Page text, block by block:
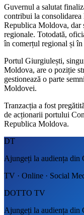
Guvernul a salutat
contribui la
Republica Moldova, dar
regionale. Totodată,
în comerțul regional și
Portul Giurgiulești,
Moldova, are o poziție
gestionează o parte
Moldovei.
Tranzacția a fost
de acționarii portului
Republica Moldova.
DT
Ajungeți la audiența din
TV · Online · Social
DOTTO TV
Ajungeți la audiența din